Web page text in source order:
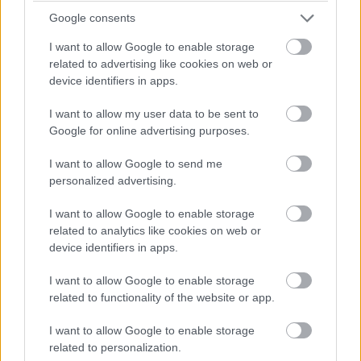
Google consents
I want to allow Google to enable storage
related to advertising like cookies on web or
device identifiers in apps.
I want to allow my user data to be sent to
Google for online advertising purposes.
I want to allow Google to send me
personalized advertising.
I want to allow Google to enable storage
related to analytics like cookies on web or
device identifiers in apps.
I want to allow Google to enable storage
related to functionality of the website or app.
I want to allow Google to enable storage
related to personalization.
hátránya Yifeijel szemben... Csakhogy van valami baj a #31-es
WRT emelőjével, így az utolsó kerékcserénél valamennyit
biztosan veszítenek majd.
van. Ezt egy safety car éppen-éppen lenullázhatja még, de
erőből ezt még annyira se lehet itt ledolgozni, ahogy a 100-at
A különbség nagyjából 1:40, lesz még 20 kör, ez
körönként 5 másodpercet jelentene. Erőből nem nagyon lehet
megoldani, de ha a szerencse is Fraga kezére játszik,
visszahozhatja a sírból (avagy az éjszakai defektből) a